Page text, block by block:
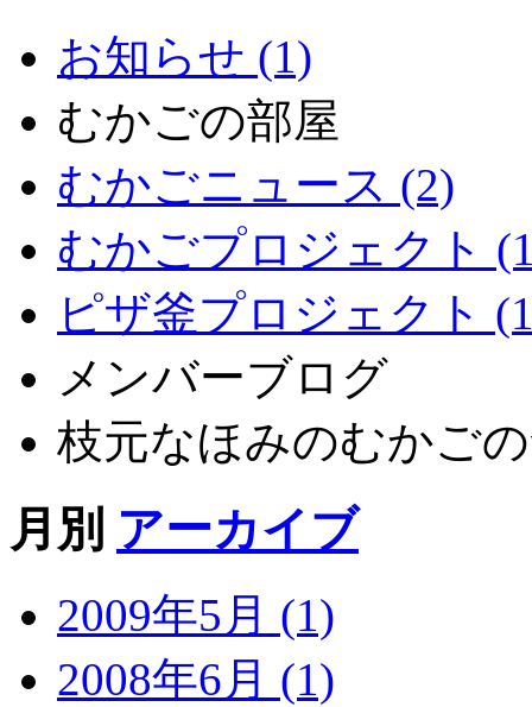
お知らせ (1)
むかごの部屋
むかごニュース (2)
むかごプロジェクト
ピザ釜プロジェクト
メンバーブログ
枝元なほみのむかご
月別 アーカイブ
2009年5月 (1)
2008年6月 (1)